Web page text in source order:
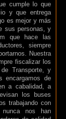
cumple lo que
y que entrega
es mejor y más
sus personas, y
que hace las
siempre
Nuestra
fiscalizar los
Transporte, y
encargamos de
a cabalidad, a
los buses
trabajando con
nos han